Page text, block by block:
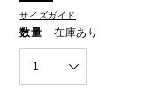
サイズガイド
数量 在庫あり
1